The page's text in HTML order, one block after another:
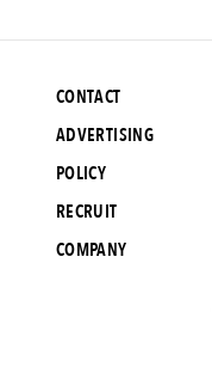
CONTACT
ADVERTISING
POLICY
RECRUIT
COMPANY